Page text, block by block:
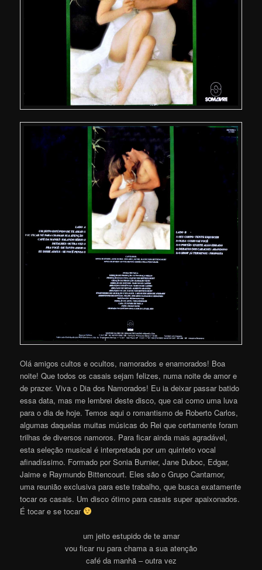
Olá amigos cultos e ocultos, namorados e enamorados! Boa
noite! Que todos os casais sejam felizes, numa noite de amor e
de prazer. Viva o Dia dos Namorados! Eu ia deixar passar batido
essa data, mas me lembrei deste disco, que cai como uma luva
para o dia de hoje. Temos aqui o romantismo de Roberto Carlos,
algumas daquelas muitas músicas do Rei que certamente foram
trilhas de diversos namoros. Para ficar ainda mais agradável,
esta seleção musical é interpretada por um quinteto vocal
afinadíssimo. Formado por Sonia Burnier, Jane Duboc, Edgar,
Jaime e Raymundo Bittencourt. Eles são o Grupo Cantamor,
uma reunião exclusiva para este trabalho, que busca exatamente
tocar os casais. Um disco ótimo para casais super apaixonados.
É tocar e se tocar
um jeito estupido de te amar
vou ficar nu para chama a sua atenção
café da manhã – outra vez